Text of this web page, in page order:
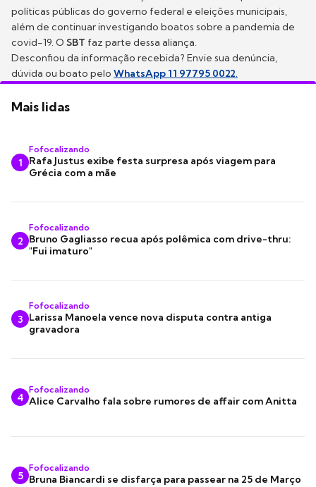
políticas públicas do governo federal e eleições municipais,
além de continuar investigando boatos sobre a pandemia de
covid-19. O SBT faz parte dessa aliança.
Desconfiou da informação recebida? Envie sua denúncia,
dúvida ou boato pelo WhatsApp 11 97795 0022.
Mais lidas
1
Fofocalizando
Rafa Justus exibe festa surpresa após viagem para
Grécia com a mãe
2
Fofocalizando
Bruno Gagliasso recua após polêmica com drive-thru:
"Fui imaturo"
3
Fofocalizando
Larissa Manoela vence nova disputa contra antiga
gravadora
4
Fofocalizando
Alice Carvalho fala sobre rumores de affair com Anitta
5
Fofocalizando
Bruna Biancardi se disfarça para passear na 25 de Março